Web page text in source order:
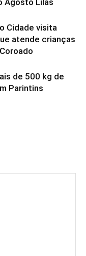
Agosto Lilás
Cidade visita
atende crianças
de 500 kg de
Parintins